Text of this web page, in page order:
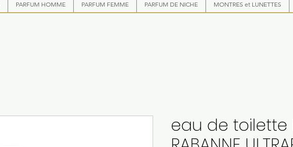
PARFUM HOMME PARFUM FEMME PARFUM DE NICHE MONTRES et LUNETTES
eau de toilette